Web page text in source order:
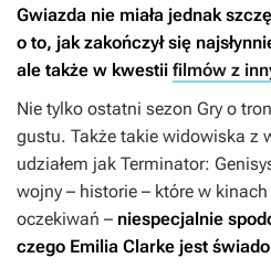
Gwiazda nie miała jednak
o to, jak zakończył się
ale także w kwestii filmów z
Nie tylko ostatni sezon Gry o tron
gustu. Także takie widowiska z
udziałem jak Terminator:
wojny – historie – które w
oczekiwań – niespecjalnie
czego Emilia Clarke jest